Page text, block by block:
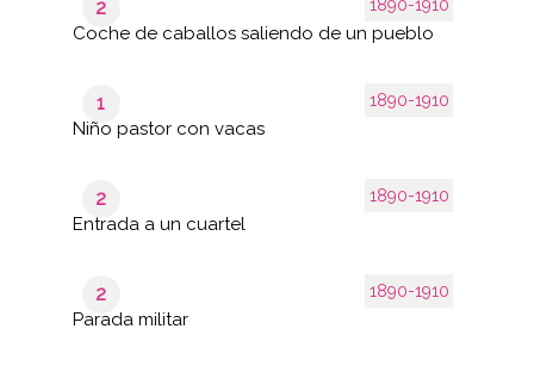
1890-1910
2
Coche de caballos saliendo de un pueblo
1890-1910
1
Niño pastor con vacas
1890-1910
2
Entrada a un cuartel
1890-1910
2
Parada militar